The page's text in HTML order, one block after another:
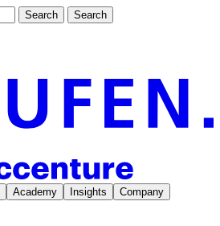
Search Search
Academy Insights Company